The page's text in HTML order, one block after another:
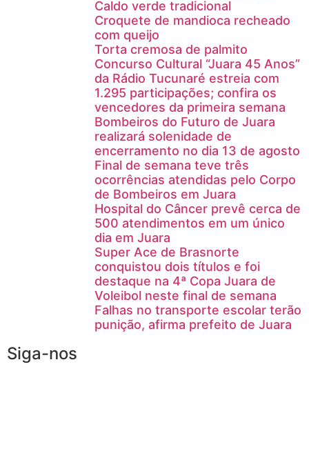
Caldo verde tradicional
Croquete de mandioca recheado
com queijo
Torta cremosa de palmito
Concurso Cultural “Juara 45 Anos”
da Rádio Tucunaré estreia com
1.295 participações; confira os
vencedores da primeira semana
Bombeiros do Futuro de Juara
realizará solenidade de
encerramento no dia 13 de agosto
Final de semana teve três
ocorrências atendidas pelo Corpo
de Bombeiros em Juara
Hospital do Câncer prevê cerca de
500 atendimentos em um único
dia em Juara
Super Ace de Brasnorte
conquistou dois títulos e foi
destaque na 4ª Copa Juara de
Voleibol neste final de semana
Falhas no transporte escolar terão
punição, afirma prefeito de Juara
Siga-nos